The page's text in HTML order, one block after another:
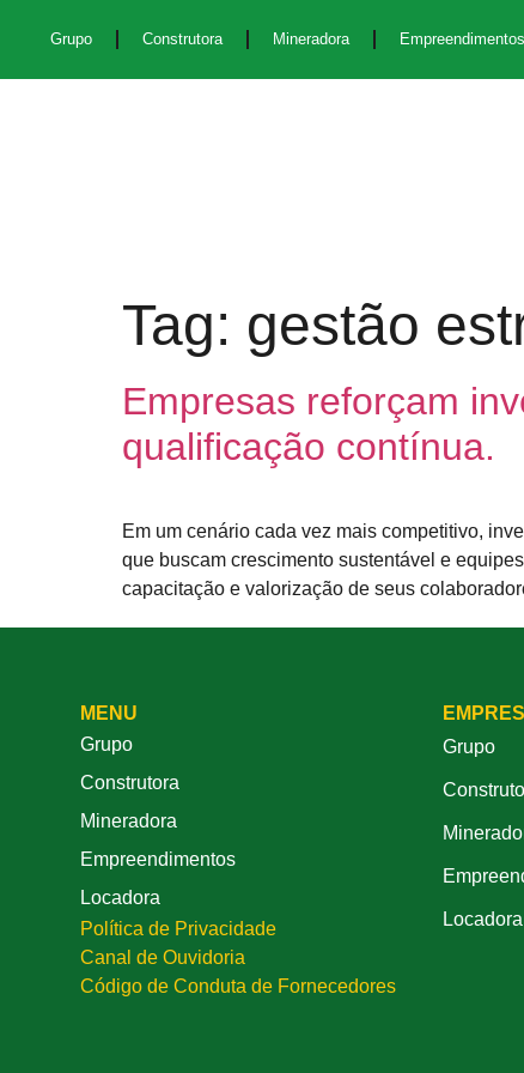
Grupo Construtora Mineradora Empreendimentos
Tag: gestão
Empresas reforçam
qualificação contínua.
Em um cenário cada vez mais competitivo,
que buscam crescimento sustentável e
capacitação e valorização de seus
MENU
Grupo
Construtora
Mineradora
Empreendimentos
Locadora
Política de Privacidade
Canal de Ouvidoria
Código de Conduta de Fornecedores
Grupo
Locadora